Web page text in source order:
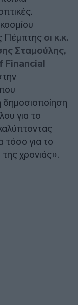
Πέμπτης οι κ.κ.
Σταμούλης,
Financial
που
για το
τόσο για το
της χρονιάς».